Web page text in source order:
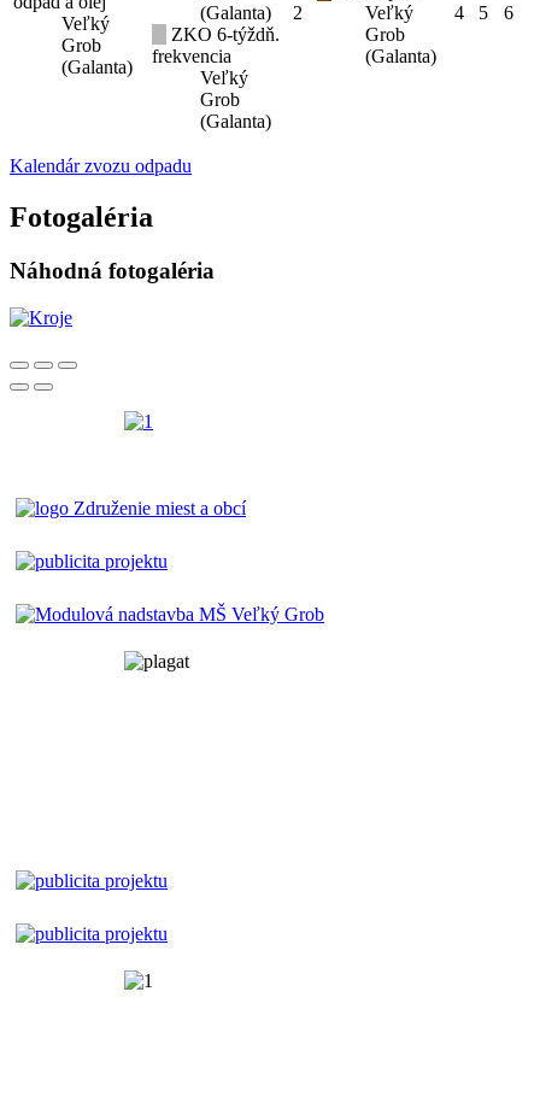
Veľký
Grob
(Galanta)
(Galanta)
ZKO 6-týždň.
frekvencia
Veľký
Grob
(Galanta)
2
Veľký
Grob
(Galanta)
4 5 6
Kalendár zvozu odpadu
Fotogaléria
Náhodná fotogaléria